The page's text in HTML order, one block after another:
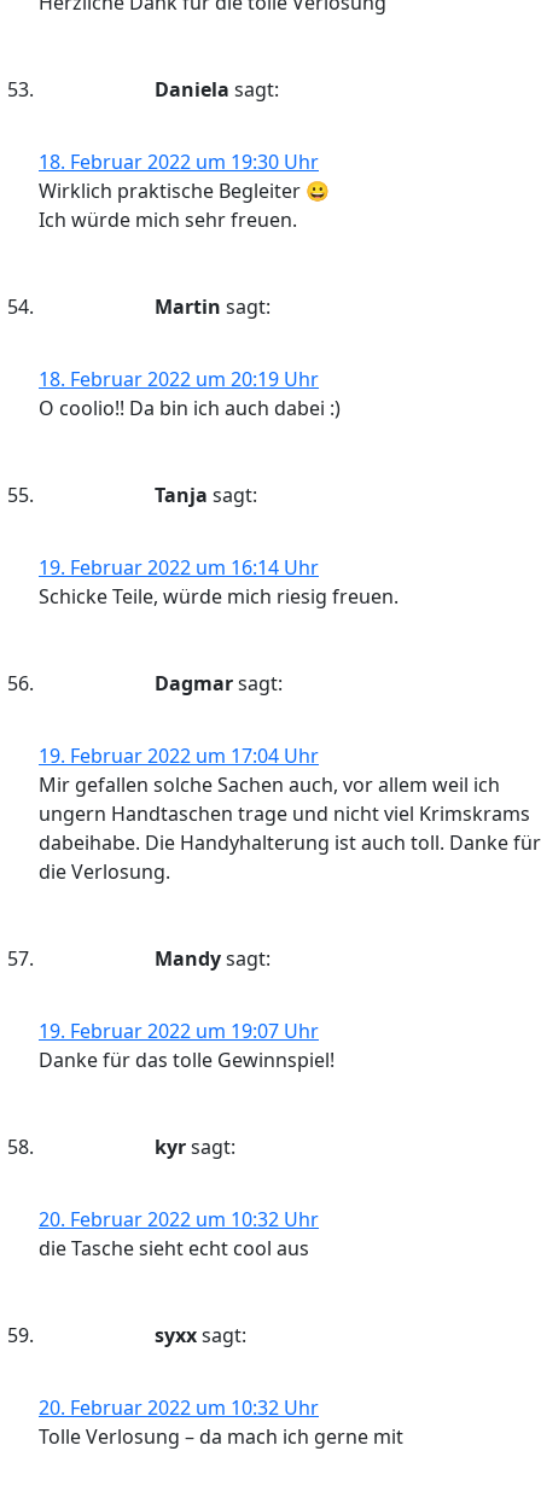
Daniela sagt:
18. Februar 2022 um 19:30 Uhr
Wirklich praktische Begleiter 😀
Ich würde mich sehr freuen.
Martin sagt:
18. Februar 2022 um 20:19 Uhr
O coolio!! Da bin ich auch dabei :)
Tanja sagt:
19. Februar 2022 um 16:14 Uhr
Schicke Teile, würde mich riesig freuen.
Dagmarsagt:
19. Februar 2022 um 17:04 Uhr
Mir gefallen solche Sachen auch, vor allem weil ich
ungern Handtaschen trage und nicht viel Krimskrams
dabeihabe. Die Handyhalterung ist auch toll. Danke für
die Verlosung.
Mandysagt:
19. Februar 2022 um 19:07 Uhr
Danke für das tolle Gewinnspiel!
kyrsagt:
20. Februar 2022 um 10:32 Uhr
die Tasche sieht echt cool aus
syxxsagt:
20. Februar 2022 um 10:32 Uhr
Tolle Verlosung – da mach ich gerne mit